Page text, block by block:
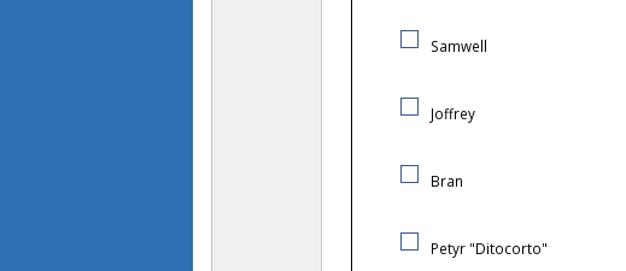
Samwell
Joffrey
Bran
Petyr "Ditocorto"